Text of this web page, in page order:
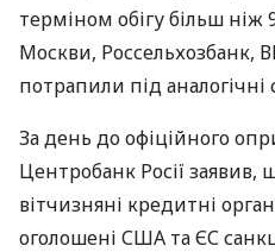
терміном обігу більш ніж
Москви, Россельхозбанк,
потрапили під аналогічні
За день до офіційного
Центробанк Росії
вітчизняні кредитні
оголошені США та ЄС